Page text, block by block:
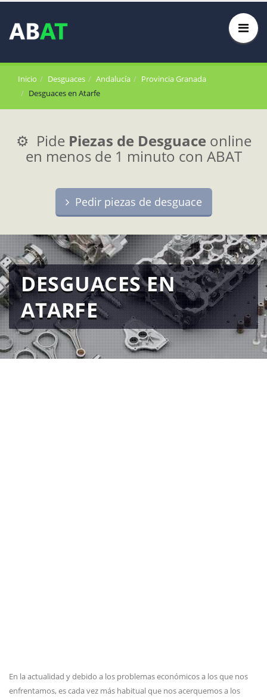
Inicio Desguaces Andalucía
Provincia Granada
Desguaces en Atarfe
⚙️ Pide Piezas de Desguace online
en menos de 1 minuto con ABAT
Pedir piezas de desguace
DESGUACES EN
ATARFE
En la actualidad y debido a los problemas económicos a los que nos
enfrentamos, es cada vez más habitual que nos acerquemos a los